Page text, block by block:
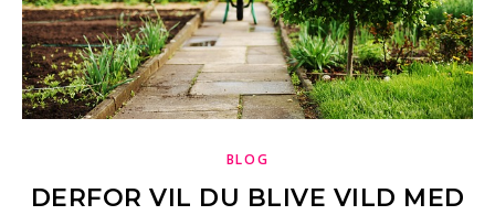
BLOG
DERFOR VIL DU BLIVE VILD MED